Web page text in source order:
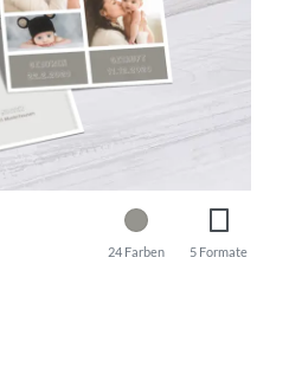
5 Formate
24 Farben